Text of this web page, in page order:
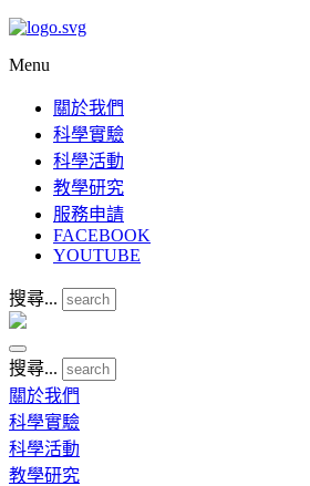
Menu
關於我們
科學實驗
科學活動
教學研究
服務申請
FACEBOOK
YOUTUBE
搜尋...
搜尋...
關於我們
科學實驗
科學活動
教學研究